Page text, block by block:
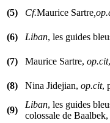
(5) Cf.Maurice Sartre
(6)
Liban, les guides
(7)
Maurice Sartre, op.cit
(8)
Nina Jidejian, op.cit,
(9)
Liban, les guides
colossale de